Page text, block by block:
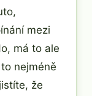
mezi
má to ale
nejméně
že